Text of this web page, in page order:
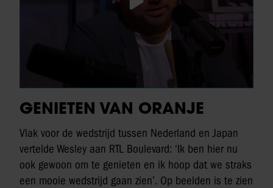
GENIETEN VAN ORANJE
Vlak voor de wedstrijd tussen Nederland en Japan
vertelde Wesley aan RTL Boulevard: ‘Ik ben hier nu
ook gewoon om te genieten en ik hoop dat we straks
een mooie wedstrijd gaan zien’. Op beelden is te zien